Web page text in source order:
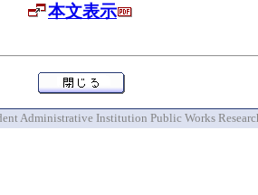
本文表示
Administrative Institution Public Works